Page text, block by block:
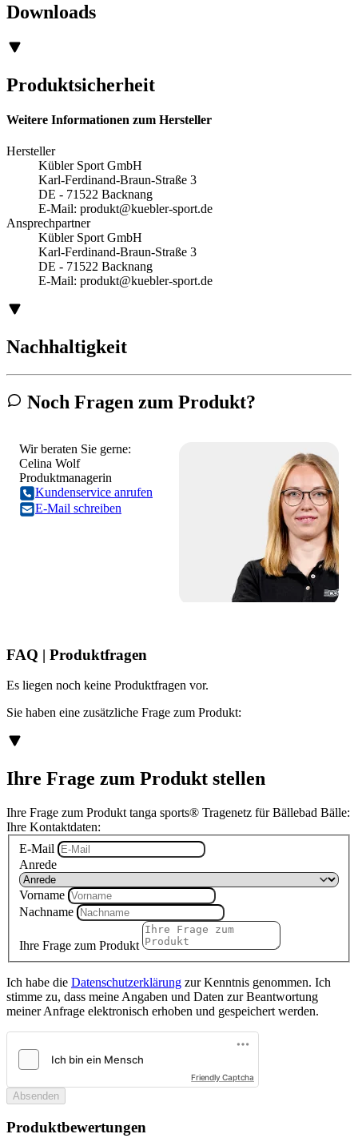
Downloads
Produktsicherheit
Weitere Informationen zum Hersteller
Hersteller
Kübler Sport GmbH
Karl-Ferdinand-Braun-Straße 3
DE - 71522 Backnang
E-Mail: produkt@kuebler-sport.de
Ansprechpartner
Kübler Sport GmbH
Karl-Ferdinand-Braun-Straße 3
DE - 71522 Backnang
E-Mail: produkt@kuebler-sport.de
Nachhaltigkeit
Noch Fragen zum Produkt?
Wir beraten Sie gerne:
Celina Wolf
Produktmanagerin
Kundenservice anrufen
E-Mail schreiben
FAQ | Produktfragen
Es liegen noch keine Produktfragen vor.
Sie haben eine zusätzliche Frage zum Produkt:
Ihre Frage zum Produkt stellen
Ihre Frage zum Produkt tanga sports® Tragenetz für Bällebad Bälle:
Ihre Kontaktdaten:
E-Mail
Anrede
Vorname
Nachname
Ihre Frage zum Produkt
Ich habe die Datenschutzerklärung zur Kenntnis genommen. Ich
stimme zu, dass meine Angaben und Daten zur Beantwortung
meiner Anfrage elektronisch erhoben und gespeichert werden.
Friendly Captcha
Absenden
Produktbewertungen